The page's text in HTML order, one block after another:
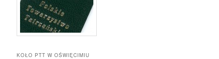
KOŁO PTT W OŚWIĘCIMIU